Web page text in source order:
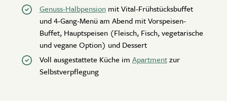
Genuss-Halbpensionmit Vital-Frühstücksbuffet
und 4-Gang-Menü am Abend mit Vorspeisen-
Buffet, Hauptspeisen (Fleisch, Fisch, vegetarische
und vegane Option) und Dessert
Voll ausgestattete Küche im Apartmentzur
Selbstverpflegung